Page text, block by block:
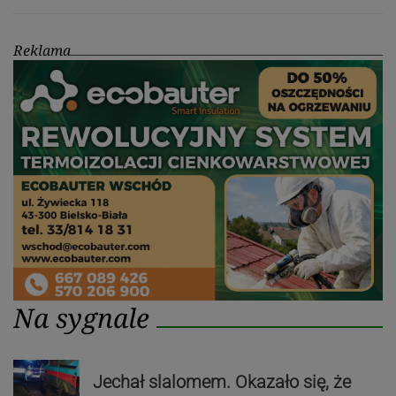
Reklama
Na sygnale
Jechał slalomem. Okazało się, że